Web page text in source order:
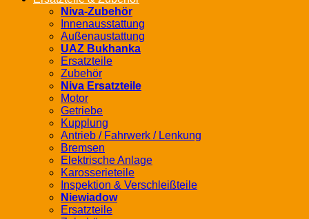
Niva-Zubehör
Innenausstattung
Außenaustattung
UAZ Bukhanka
Ersatzteile
Zubehör
Niva Ersatzteile
Motor
Getriebe
Kupplung
Antrieb / Fahrwerk / Lenkung
Bremsen
Elektrische Anlage
Karosserieteile
Inspektion & Verschleißteile
Niewiadow
Ersatzteile